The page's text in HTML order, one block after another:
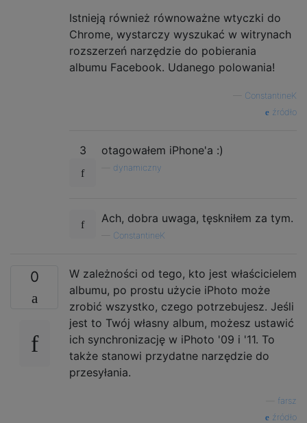
Istnieją również równoważne wtyczki do
Chrome, wystarczy wyszukać w witrynach
rozszerzeń narzędzie do pobierania
albumu Facebook. Udanego polowania!
ConstantineK
źródło
3 otagowałem iPhone'a :)
dynamiczny
Ach, dobra uwaga, tęskniłem za tym.
ConstantineK
0
W zależności od tego, kto jest właścicielem
albumu, po prostu użycie iPhoto może
zrobić wszystko, czego potrzebujesz. Jeśli
jest to Twój własny album, możesz ustawić
ich synchronizację w iPhoto '09 i '11. To
także stanowi przydatne narzędzie do
przesyłania.
farsz
źródło